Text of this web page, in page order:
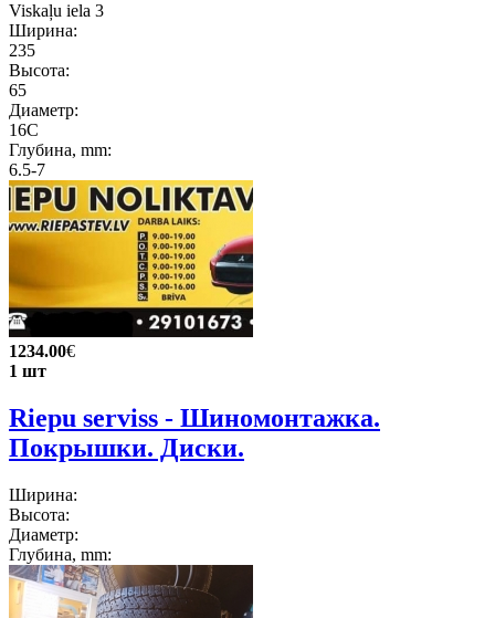
Viskaļu iela 3
Ширина:
235
Высота:
65
Диаметр:
16C
Глубина, mm:
6.5-7
1234.00€
1 шт
Riepu serviss - Шиномонтажка.
Покрышки. Диски.
Ширина:
Высота:
Диаметр:
Глубина, mm: